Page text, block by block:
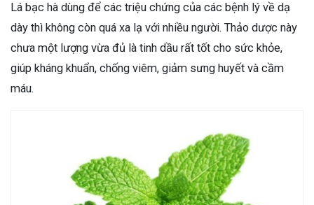
Lá bạc hà dùng để các triệu chứng của các bệnh lý về dạ
dày thì không còn quá xa lạ với nhiều người. Thảo dược này
chưa một lượng vừa đủ là tinh dầu rất tốt cho sức khỏe,
giúp kháng khuẩn, chống viêm, giảm sưng huyết và cầm
máu.